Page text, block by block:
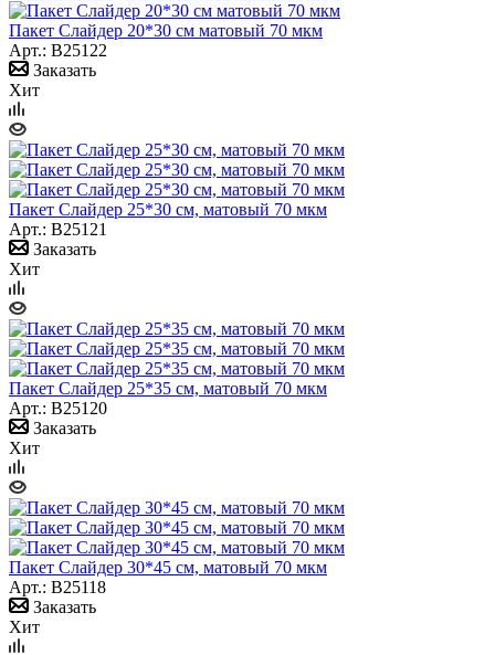
Пакет Слайдер 20*30 см матовый 70 мкм
Арт.: B25122
Заказать
Хит
Пакет Слайдер 25*30 см, матовый 70 мкм
Арт.: B25121
Заказать
Хит
Пакет Слайдер 25*35 см, матовый 70 мкм
Арт.: B25120
Заказать
Хит
Пакет Слайдер 30*45 см, матовый 70 мкм
Арт.: B25118
Заказать
Хит